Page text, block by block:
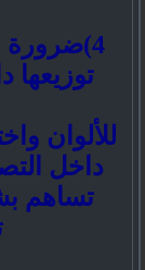
4)ضرورة
توزيعها
للألوان
داخل
تساهم